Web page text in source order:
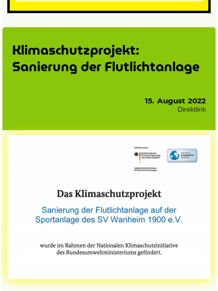
Klimaschutzprojekt:
Sanierung der Flutlichtanlage
15. August 2022
Direktlink